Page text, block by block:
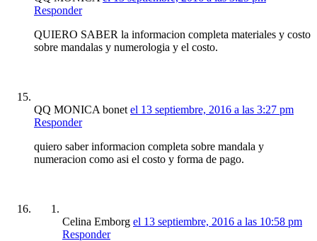
Responder
QUIERO SABER la informacion completa materiales y costo
sobre mandalas y numerologia y el costo.
QQ MONICA bonet el 13 septiembre, 2016 a las 3:27 pm
Responder
quiero saber informacion completa sobre mandala y
numeracion como asi el costo y forma de pago.
Celina Emborg el 13 septiembre, 2016 a las 10:58 pm
Responder